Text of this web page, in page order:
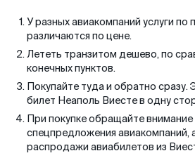
У разных авиакомпаний услуги по
различаются по цене.
Лететь транзитом дешево, по
конечных пунктов.
Покупайте туда и обратно сразу.
билет Неаполь Виесте в одну
При покупке обращайте внимание
спецпредложения авиакомпаний,
распродажи авиабилетов из